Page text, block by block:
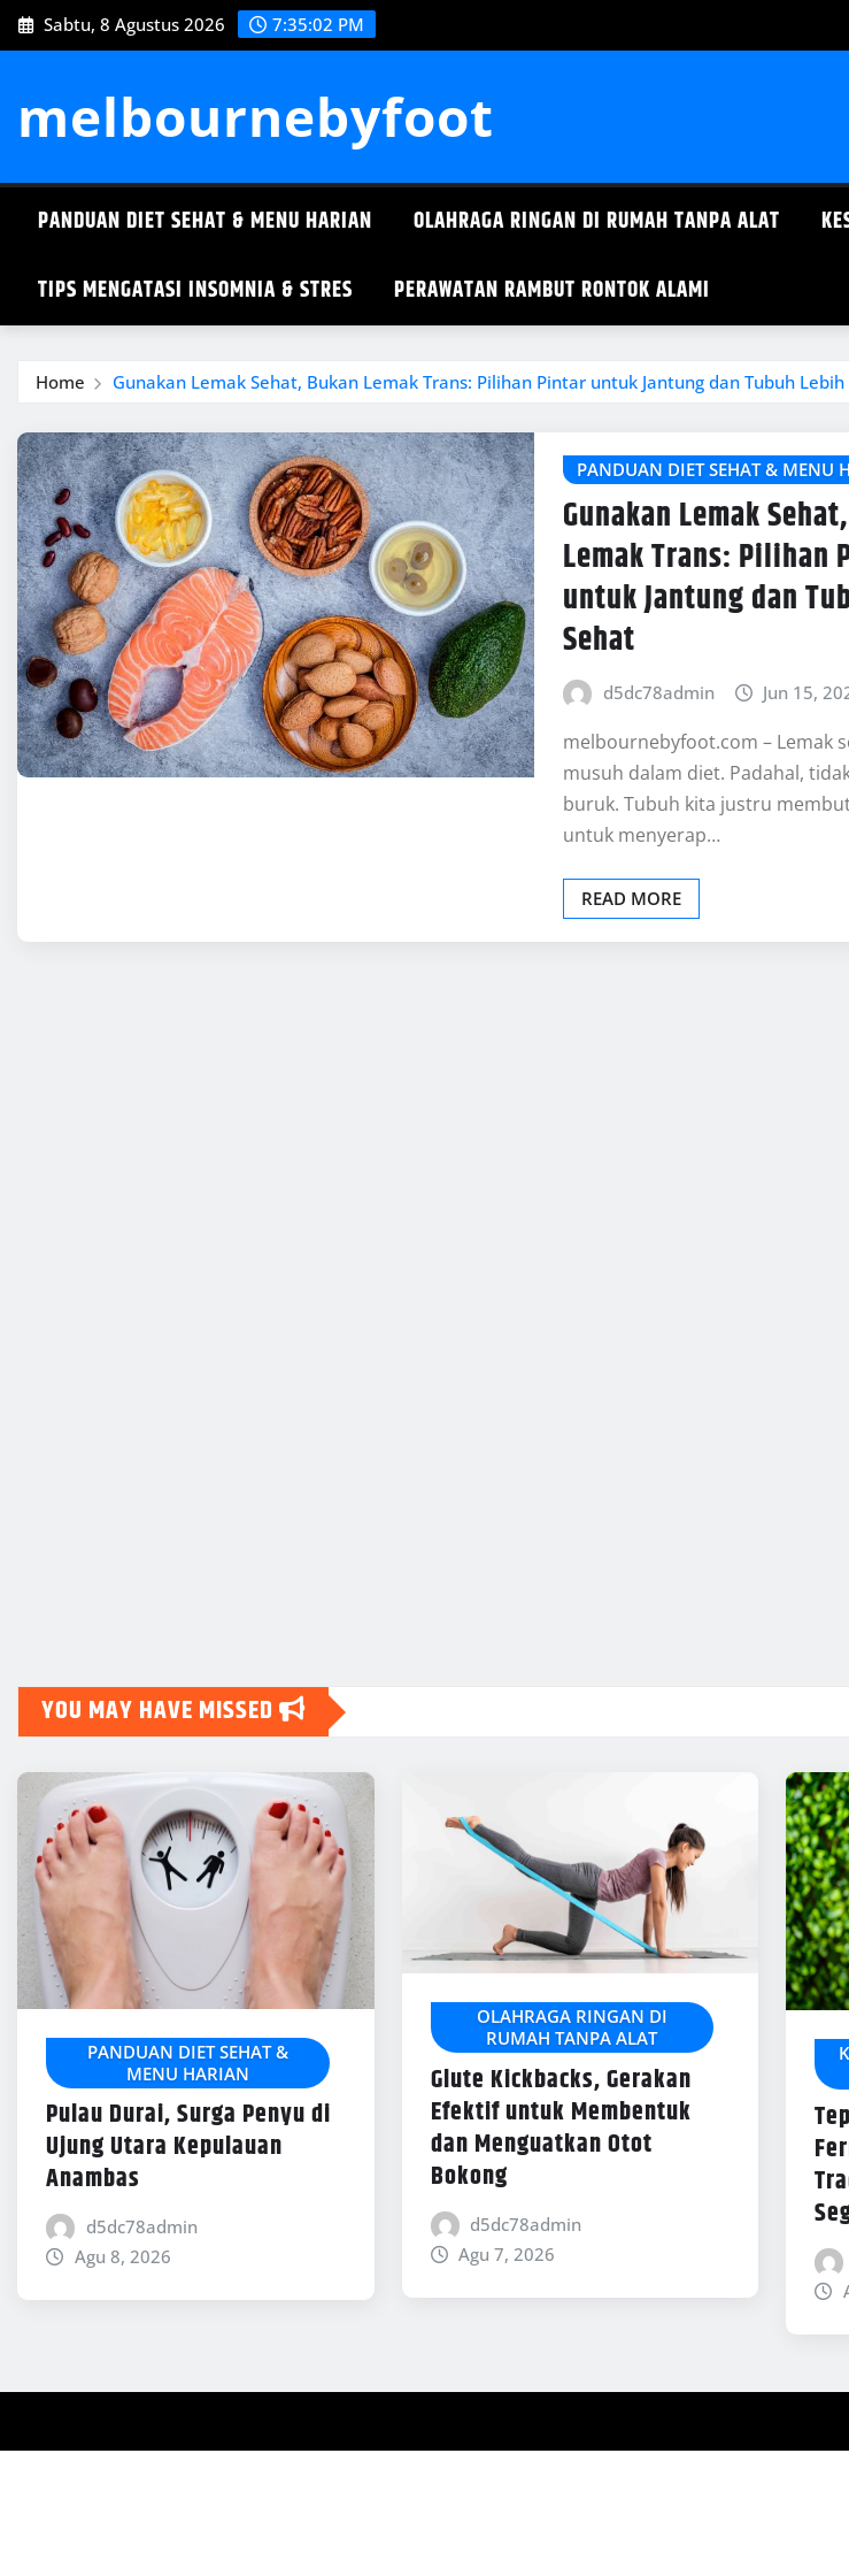
Skip
to
Sabtu, 8 Agustus 2026 7:35:02 PM
melbournebyfoot
PANDUAN DIET SEHAT & MENU HARIAN OLAHRAGA RINGAN DI RUMAH TANPA ALAT
TIPS MENGATASI INSOMNIA & STRES PERAWATAN RAMBUT RONTOK ALAMI
Home Gunakan Lemak Sehat, Bukan Lemak Trans: Pilihan Pintar untuk Jantung dan Tubuh Lebih
PANDUAN DIET SEHAT & MENU
Gunakan Lemak
Lemak Trans: Pilihan
untuk Jantung dan
Sehat
d5dc78admin Jun 15,
melbournebyfoot.com – Lemak
musuh dalam diet. Padahal,
buruk. Tubuh kita justru
untuk menyerap…
READ MORE
YOU MAY HAVE MISSED
PANDUAN DIET SEHAT &
MENU HARIAN
Pulau Durai, Surga Penyu di
Ujung Utara Kepulauan
Anambas
d5dc78admin
Agu 8, 2026
OLAHRAGA RINGAN DI
RUMAH TANPA ALAT
Glute Kickbacks, Gerakan
Efektif untuk Membentuk
dan Menguatkan Otot
Bokong
d5dc78admin
Agu 7, 2026